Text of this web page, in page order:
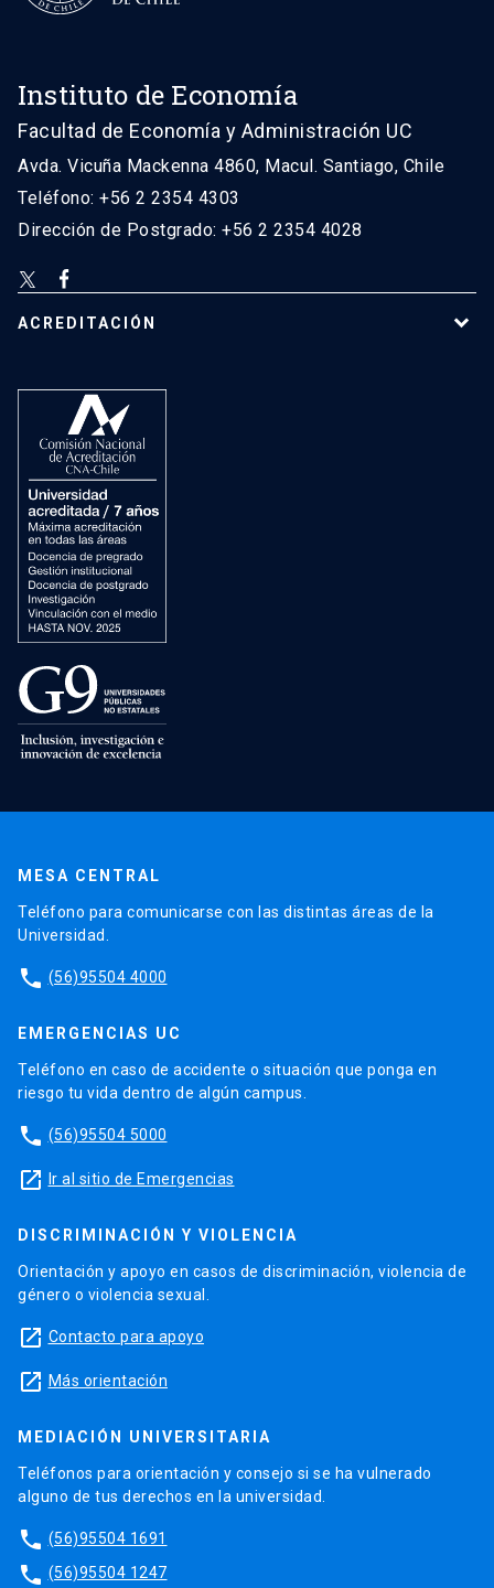
Instituto de Economía
Facultad de Economía y Administración UC
Avda. Vicuña Mackenna 4860, Macul. Santiago, Chile
Teléfono: +56 2 2354 4303
Dirección de Postgrado: +56 2 2354 4028
ACREDITACIÓN
MESA CENTRAL
Teléfono para comunicarse con las distintas áreas de la
Universidad.
phone (56)95504 4000
EMERGENCIAS UC
Teléfono en caso de accidente o situación que ponga en
riesgo tu vida dentro de algún campus.
phone (56)95504 5000
launch Ir al sitio de Emergencias
DISCRIMINACIÓN Y VIOLENCIA
Orientación y apoyo en casos de discriminación, violencia de
género o violencia sexual.
launch Contacto para apoyo
launch Más orientación
MEDIACIÓN UNIVERSITARIA
Teléfonos para orientación y consejo si se ha vulnerado
alguno de tus derechos en la universidad.
phone (56)95504 1691
phone (56)95504 1247